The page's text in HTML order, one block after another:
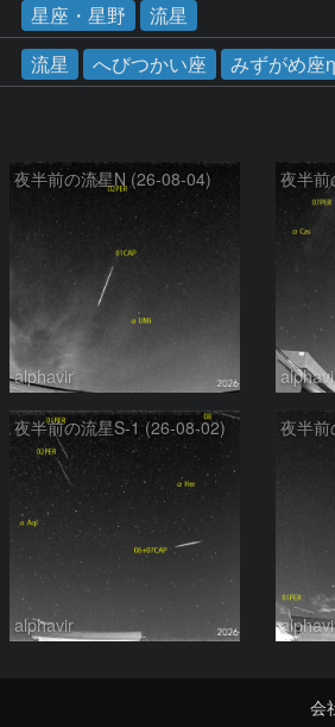
星座・星野
流星
流星 へびつかい座 みずがめ座
夜半前の流星N (26-08-04)
alphavir
夜半
夜半前の流星S-1 (26-08-02)
alphavir
夜半
会